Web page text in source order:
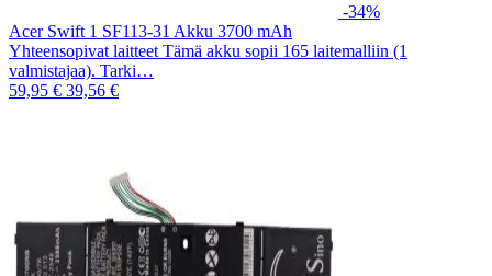
-34%
Acer Swift 1 SF113-31 Akku 3700 mAh
Yhteensopivat laitteet Tämä akku sopii 165 laitemalliin (1
valmistajaa). Tarki…
59,95 € 39,56 €